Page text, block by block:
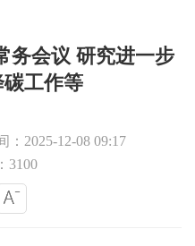
务会议 研究进一步
工作等
：2025-12-08 09:17
3100